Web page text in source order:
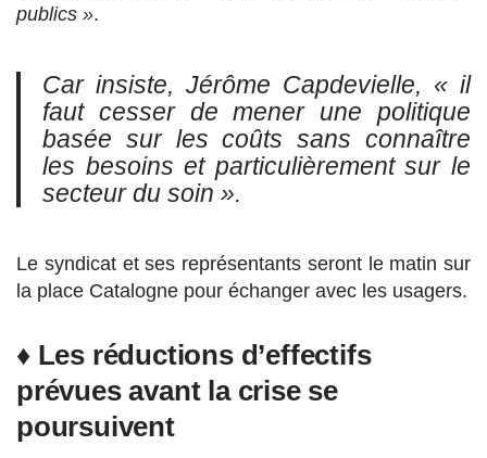
publics ».
Car insiste, Jérôme Capdevielle, « il
faut cesser de mener une politique
basée sur les coûts sans connaître
les besoins et particulièrement sur le
secteur du soin ».
Le syndicat et ses représentants seront le matin sur
la place Catalogne pour échanger avec les usagers.
♦ Les réductions d’effectifs
prévues avant la crise se
poursuivent